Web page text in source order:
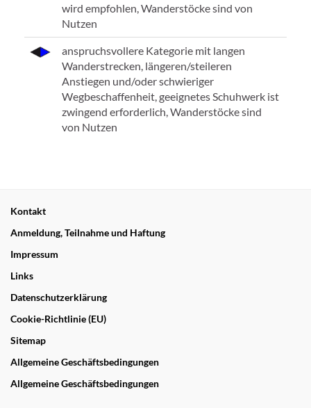
wird empfohlen, Wanderstöcke sind von
Nutzen
anspruchsvollere Kategorie mit langen
Wanderstrecken, längeren/steileren
Anstiegen und/oder schwieriger
Wegbeschaffenheit, geeignetes Schuhwerk ist
zwingend erforderlich, Wanderstöcke sind
von Nutzen
Kontakt
Anmeldung, Teilnahme und Haftung
Impressum
Links
Datenschutzerklärung
Cookie-Richtlinie (EU)
Sitemap
Allgemeine Geschäftsbedingungen
Allgemeine Geschäftsbedingungen